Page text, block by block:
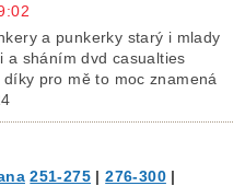
a punkerky starý i mlady
a sháním dvd casualties
pro mě to moc znamená
251-275 |276-300|